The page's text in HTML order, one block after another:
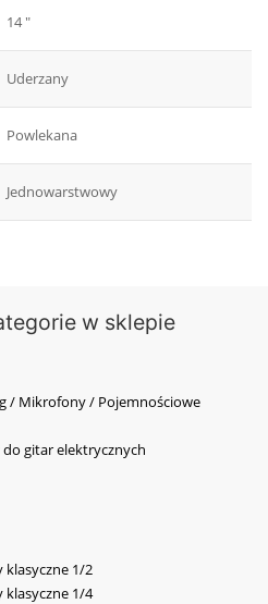
14 "
Uderzany
Powlekana
Jednowarstwowy
w sklepie
/ Mikrofony / Pojemnościowe
gitar elektrycznych
klasyczne 1/2
klasyczne 1/4